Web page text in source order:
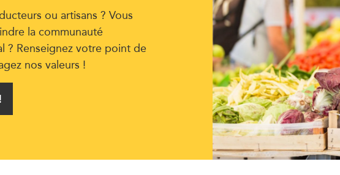
ou artisans ? Vous
la communauté
? Renseignez votre point de
nos valeurs !